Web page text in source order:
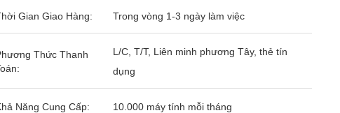
Gian Giao Hàng: Trong vòng 1-3 ngày làm việc
Thức Thanh
L/C, T/T, Liên minh phương Tây, thẻ tín
dụng
Năng Cung Cấp: 10.000 máy tính mỗi tháng